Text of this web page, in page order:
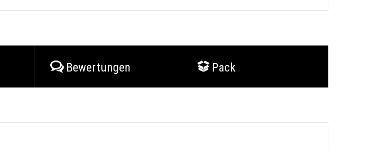
Bewertungen Pack